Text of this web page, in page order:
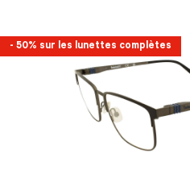
- 50% sur les lunettes complètes